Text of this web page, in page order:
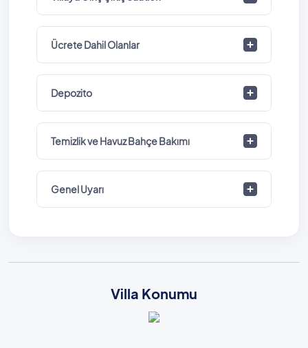
Ücrete Dahil Olanlar
Depozito
Temizlik ve Havuz Bahçe Bakımı
Genel Uyarı
Villa Konumu